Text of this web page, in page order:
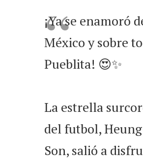
¡Ya se enamoró
México y sobre
Pueblita! 😍✨
La estrella
del futbol,
Son, salió a